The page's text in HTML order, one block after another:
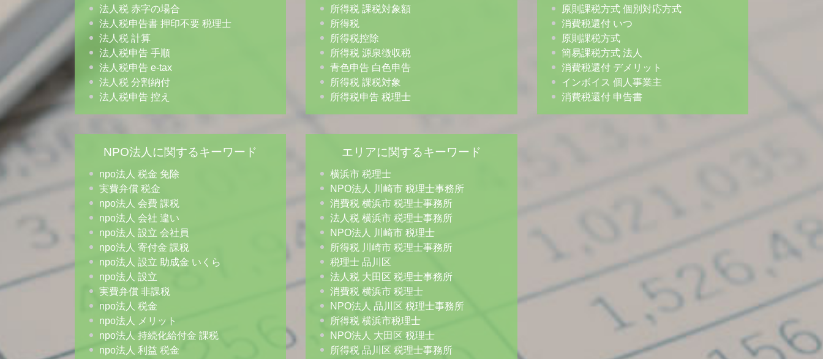
法人税 赤字の場合
法人税申告書 押印不要 税理士
法人税 計算
法人税申告 手順
法人税申告 e-tax
法人税 分割納付
法人税申告 控え
所得税 課税対象額
所得税
所得税控除
所得税 源泉徴収税
青色申告 白色申告
所得税 課税対象
所得税申告 税理士
原則課税方式 個別対応方式
消費税還付 いつ
原則課税方式
簡易課税方式 法人
消費税還付 デメリット
インボイス 個人事業主
消費税還付 申告書
NPO法人に関するキーワード
npo法人 税金 免除
実費弁償 税金
npo法人 会費 課税
npo法人 会社 違い
npo法人 設立 会社員
npo法人 寄付金 課税
npo法人 設立 助成金 いくら
npo法人 設立
実費弁償 非課税
npo法人 税金
npo法人 メリット
npo法人 持続化給付金 課税
npo法人 利益 税金
エリアに関するキーワード
横浜市 税理士
NPO法人 川崎市 税理士事務所
消費税 横浜市 税理士事務所
法人税 横浜市 税理士事務所
NPO法人 川崎市 税理士
所得税 川崎市 税理士事務所
税理士 品川区
法人税 大田区 税理士事務所
消費税 横浜市 税理士
NPO法人 品川区 税理士事務所
所得税 横浜市税理士
NPO法人 大田区 税理士
所得税 品川区 税理士事務所